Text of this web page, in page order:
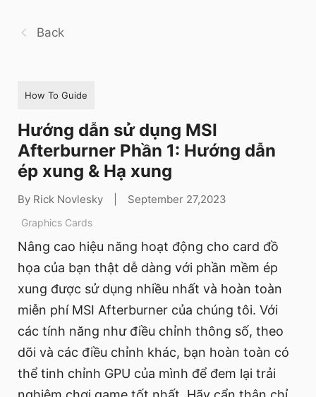
Back
How To Guide
Hướng dẫn sử dụng MSI
Afterburner Phần 1: Hướng dẫn
ép xung & Hạ xung
By Rick Novlesky September 27,2023
Graphics Cards
Nâng cao hiệu năng hoạt động cho card đồ
họa của bạn thật dễ dàng với phần mềm ép
xung được sử dụng nhiều nhất và hoàn toàn
miễn phí MSI Afterburner của chúng tôi. Với
các tính năng như điều chỉnh thông số, theo
dõi và các điều chỉnh khác, bạn hoàn toàn có
thể tinh chỉnh GPU của mình để đem lại trải